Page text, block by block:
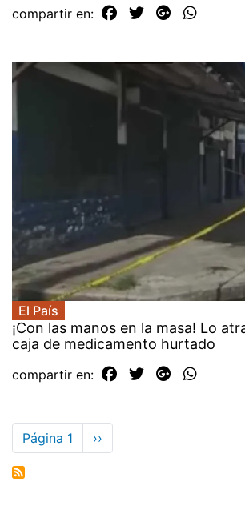
compartir en:
El País
¡Con las manos en la masa! Lo
caja de medicamento hurtado
compartir en:
Paginación
Página 1
Siguiente
página
››